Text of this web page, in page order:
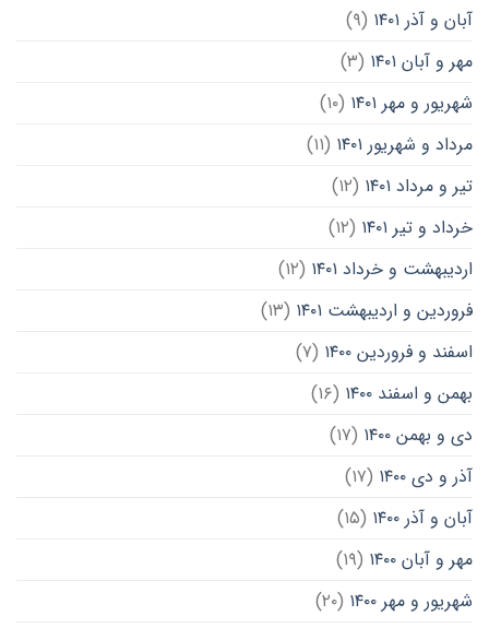
آبان و آذر ۱۴۰۱
(۹)
مهر و آبان ۱۴۰۱
(۳)
شهریور و مهر ۱۴۰۱
(۱۰)
مرداد و شهریور ۱۴۰۱
(۱۱)
تیر و مرداد ۱۴۰۱
(۱۲)
خرداد و تیر ۱۴۰۱
(۱۲)
اردیبهشت و خرداد ۱۴۰۱
(۱۲)
فروردین و اردیبهشت ۱۴۰۱
(۱۳)
اسفند و فروردین ۱۴۰۰
(۷)
بهمن و اسفند ۱۴۰۰
(۱۶)
دی و بهمن ۱۴۰۰
(۱۷)
آذر و دی ۱۴۰۰
(۱۷)
آبان و آذر ۱۴۰۰
(۱۵)
مهر و آبان ۱۴۰۰
(۱۹)
شهریور و مهر ۱۴۰۰
(۲۰)